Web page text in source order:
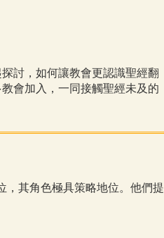
討，如何讓教會更認識聖經翻
會加入，一同接觸聖經未及的
，其角色極具策略地位。他們提